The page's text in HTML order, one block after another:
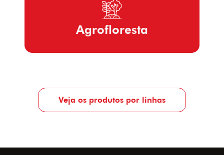
Agrofloresta
Veja os produtos por linhas